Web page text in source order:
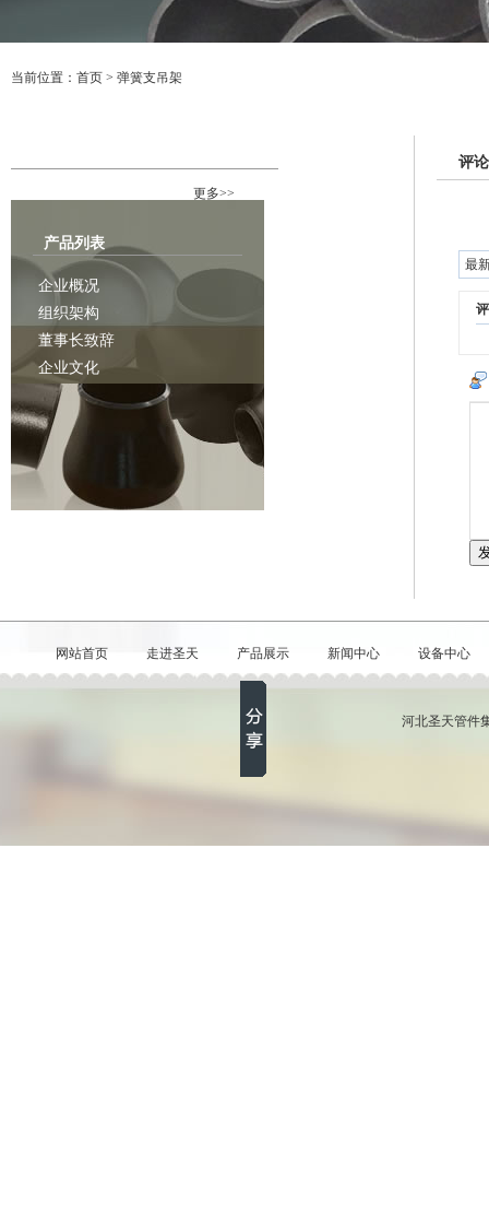
当前位置： 首页 > 弹簧支吊架
更多>>
产品列表
企业概况
组织架构
董事长致辞
企业文化
评
最
网站首页 走进圣天 产品展示 新闻中心 设备中心
河北圣天管件